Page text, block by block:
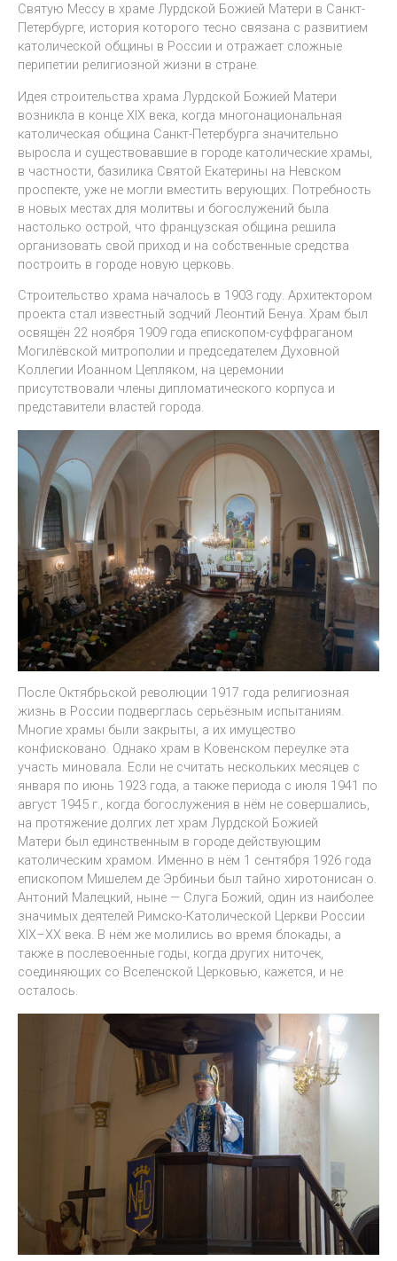
Святую Мессу в храме Лурдской Божией Матери в Санкт-
Петербурге, история которого тесно связана с развитием
католической общины в России и отражает сложные
перипетии религиозной жизни в стране.
Идея строительства храма Лурдской Божией Матери
возникла в конце XIX века, когда многонациональная
католическая община Санкт-Петербурга значительно
выросла и существовавшие в городе католические храмы,
в частности, базилика Святой Екатерины на Невском
проспекте, уже не могли вместить верующих. Потребность
в новых местах для молитвы и богослужений была
настолько острой, что французская община решила
организовать свой приход и на собственные средства
построить в городе новую церковь.
Строительство храма началось в 1903 году. Архитектором
проекта стал известный зодчий Леонтий Бенуа. Храм был
освящён 22 ноября 1909 года епископом-суффраганом
Могилёвской митрополии и председателем Духовной
Коллегии Иоанном Цепляком, на церемонии
присутствовали члены дипломатического корпуса и
представители властей города.
После Октябрьской революции 1917 года религиозная
жизнь в России подверглась серьёзным испытаниям.
Многие храмы были закрыты, а их имущество
конфисковано. Однако храм в Ковенском переулке эта
участь миновала. Если не считать нескольких месяцев с
января по июнь 1923 года, а также периода с июля 1941 по
август 1945 г., когда богослужения в нём не совершались,
на протяжение долгих лет храм Лурдской Божией
Матери был единственным в городе действующим
католическим храмом. Именно в нём 1 сентября 1926 года
епископом Мишелем де Эрбиньи был тайно хиротонисан о.
Антоний Малецкий, ныне — Слуга Божий, один из наиболее
значимых деятелей Римско-Католической Церкви России
XIX–XX века. В нём же молились во время блокады, а
также в послевоенные годы, когда других ниточек,
соединяющих со Вселенской Церковью, кажется, и не
осталось.